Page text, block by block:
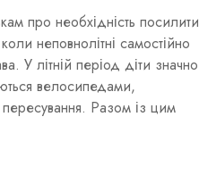
про необхідність посилити
неповнолітні самостійно
У літній період діти значно
велосипедами,
Разом із цим